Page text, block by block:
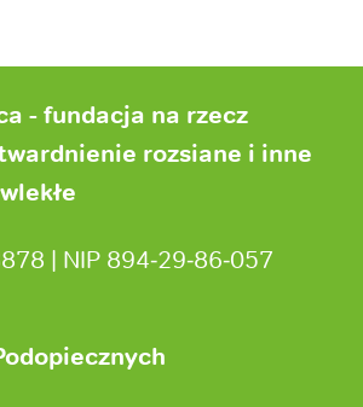
- fundacja na rzecz
rozsiane i inne
| NIP 894‑29‑86‑057